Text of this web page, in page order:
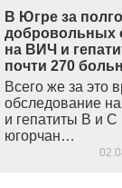
В Югре за
добровольных
на ВИЧ и
почти 270
Всего же за это
обследование
и гепатиты В и
югорчан…